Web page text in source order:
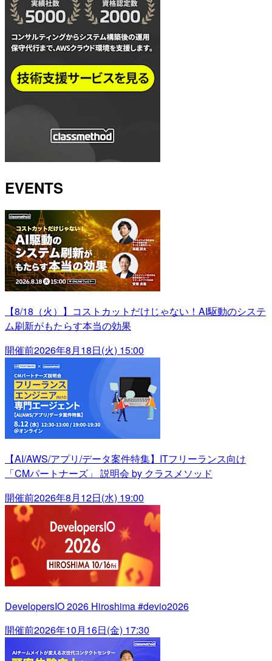
EVENTS
【8/18（火）】コストカットだけじゃない！AI駆動のシステ
ム刷新がもたらす本当の効果
開催前2026年8月18日(火) 15:00
【AI/AWS/アプリ/データ案件特集】ITフリーランス向け
「CMパートナーズ」 説明会 by クラスメソッド
開催前2026年8月12日(水) 19:00
DevelopersIO 2026 Hiroshima #devio2026
開催前2026年10月16日(金) 17:30